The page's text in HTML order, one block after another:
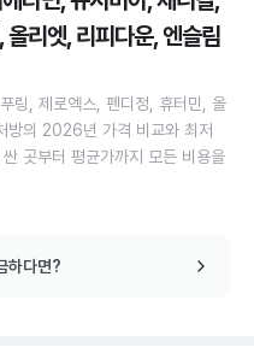
리엣, 리피다운, 엔슬림
링, 제로엑스, 펜디정, 휴터민, 올
방의 2026년 가격 비교와 최저
곳부터 평균가까지 모든 비용을
하다면?